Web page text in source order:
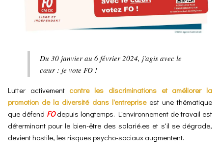
Du 30 janvier au 6 février 2024, j'agis avec le
cœur : je vote FO !
Lutter activement contre les discriminations et améliorer la
promotion de la diversité dans l'entreprise est une thématique
que défend FOdepuis longtemps. L'environnement de travail est
déterminant pour le bien-être des salarié.es et s'il se dégrade,
devient hostile, les risques psycho-sociaux augmentent.